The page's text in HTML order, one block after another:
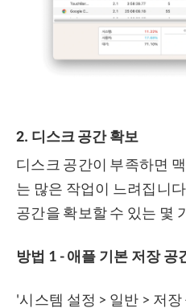
2. 디스크 공간 확보
디스크 공간이 부족하면
는 많은 작업이 느려집니
공간을 확보할 수 있는 몇
방법 1 - 애플 기본 저장
'시스템 설정 > 일반 > 저